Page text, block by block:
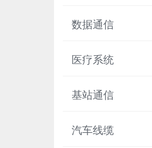
数据通信
医疗系统
基站通信
汽车线缆